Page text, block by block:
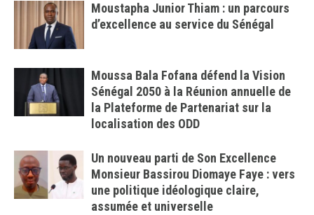
Moustapha Junior Thiam : un parcours
d’excellence au service du Sénégal
Moussa Bala Fofana défend la Vision
Sénégal 2050 à la Réunion annuelle de
la Plateforme de Partenariat sur la
localisation des ODD
Un nouveau parti de Son Excellence
Monsieur Bassirou Diomaye Faye : vers
une politique idéologique claire,
assumée et universelle